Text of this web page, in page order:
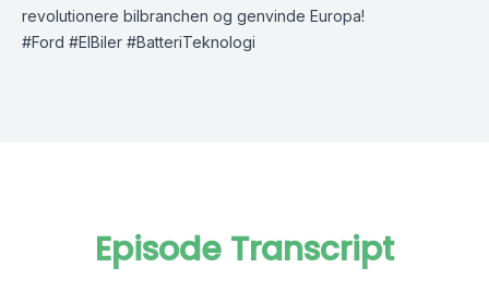
revolutionere bilbranchen og genvinde Europa!
#Ford #ElBiler #BatteriTeknologi
Episode Transcript